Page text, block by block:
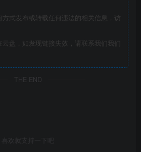
式发布或转载任何违法的相关信息，访
盘，如发现链接失效，请联系我们我们
THE END
喜欢就支持一下吧